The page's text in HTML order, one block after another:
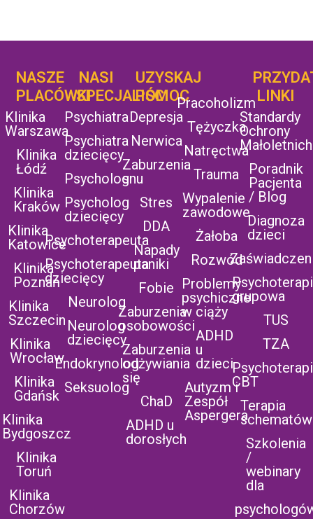
NASZE
PLACÓWKI
Klinika
Warszawa
Klinika
Łódź
Klinika
Kraków
Klinika
Katowice
Klinika
Poznań
Klinika
Szczecin
Klinika
Wrocław
Klinika
Gdańsk
Klinika
Bydgoszcz
Klinika
Toruń
Klinika
Chorzów
NASI
SPECJALIŚCI
Psychiatra
Psychiatra
dziecięcy
Psycholog
Psycholog
dziecięcy
Psychoterapeuta
Psychoterapeuta
dziecięcy
Neurolog
Neurolog
dziecięcy
Endokrynolog
Seksuolog
UZYSKAJ
POMOC
Depresja
Nerwica
Zaburzenia
snu
Stres
DDA
Napady
paniki
Fobie
Zaburzenia
osobowości
Zaburzenia
odżywiania
się
ChaD
ADHD u
dorosłych
UZYSKAJ
POMOC
Pracoholizm
Tężyczka
Natręctwa
Trauma
Wypalenie
zawodowe
Żałoba
Rozwód
Problemy
psychiczne
w ciąży
ADHD
u
dzieci
Autyzm i
Zespół
Aspergera
LINKI
Standardy
Ochrony
Małoletnich
Poradnik
Pacjenta
/ Blog
Diagnoza
dzieci
grupowa
TUS
TZA
CBT
Terapia
schematów
Szkolenia
/
webinary
dla